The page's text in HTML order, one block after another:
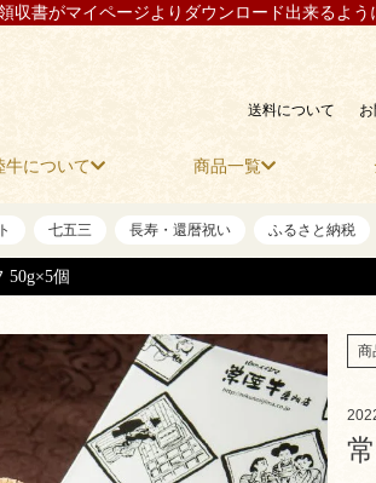
収書がマイページよりダウンロード出来るよう
送料について
牛について 商品一覧
七五三 長寿・還暦祝い ふるさと納税
50g×5個
商